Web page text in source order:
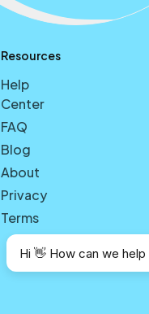
Resources
Help
Center
FAQ
Blog
About
Privacy
Terms
Hi 👋 How can we